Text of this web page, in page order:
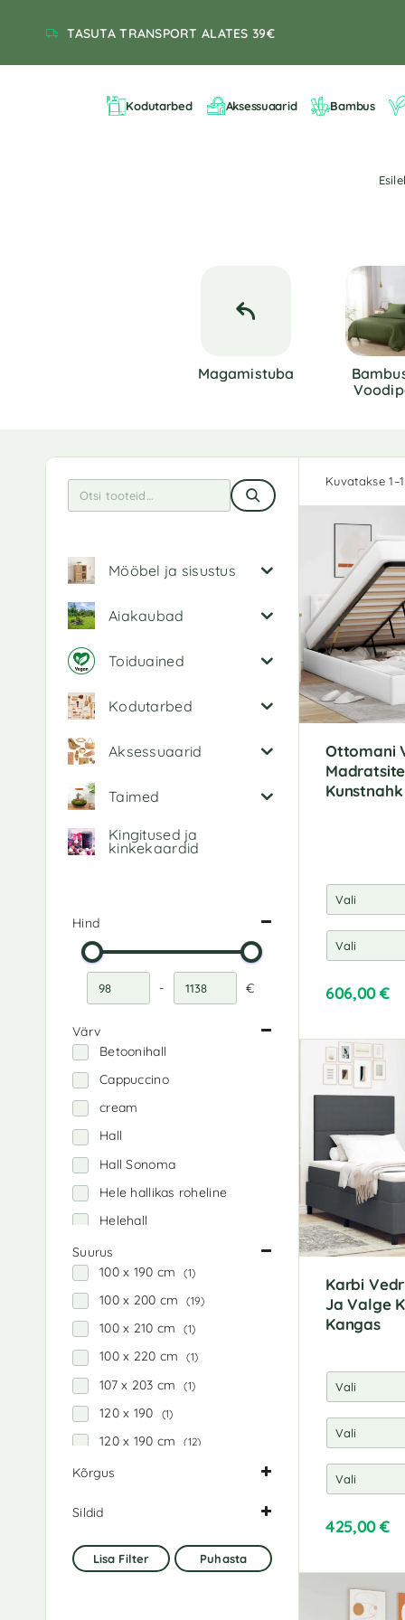
TASUTA TRANSPORT ALATES 39€
Kodutarbed Aksessuaarid Bambus
Magamistuba
Mööbel ja sisustus
Aiakaubad
Toiduained
Kodutarbed
Aksessuaarid
Taimed
Kingitused ja
kinkekaardid
Hind
Miinimumhind
- Maksimaalne hind
€
Värv
Betoonihall
Cappuccino
cream
Hall
Hall Sonoma
Hele hallikas roheline
Helehall
käsitöötamm
Kreemjas
meepruun
Must
Must tamm
Neutraalne
Pruun
Pruunikashall
Roosa
Suitsutatud tamm
Suurus
100 x 190 cm
(1)
100 x 200 cm (19)
100 x 210 cm (1)
100 x 220 cm (1)
107 x 203 cm (1)
120 x 190 (1)
120 x 190 cm (12)
120 x 200 cm
140 x 200 cm (17)
Kõrgus
35.5 cm
Sildid
Helehall (2)
Lisa Filter Puhasta
Kuvatakse
Ottomani
Kunstnahk
606,00€
Karbi
Ja Valge
Kangas
425,00€